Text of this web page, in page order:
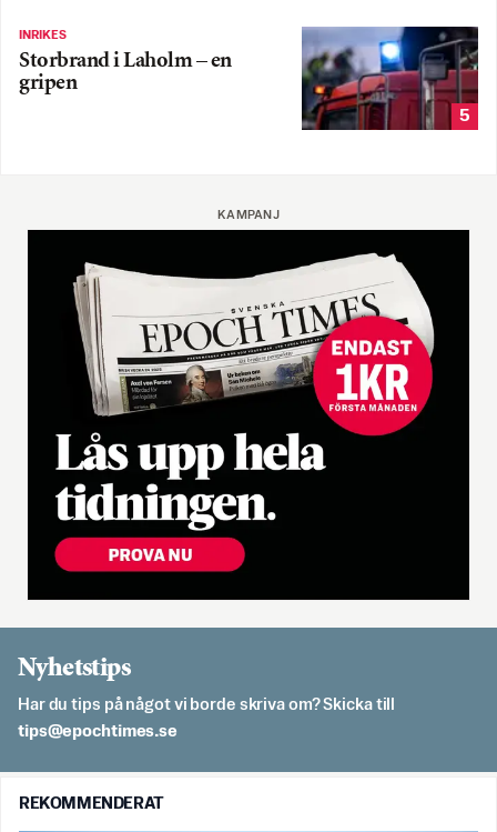
INRIKES
Storbrand i Laholm – en
gripen
5
KAMPANJ
Nyhetstips
Har du tips på något vi borde skriva om? Skicka till
es.semithcope@spit
REKOMMENDERAT